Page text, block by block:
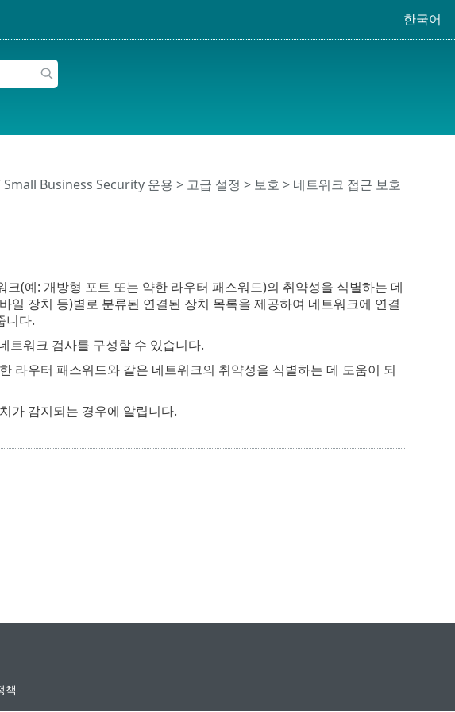
한국어
Small Business Security 운용 > 고급 설정 > 보호 > 네트워크 접근 보호
(예: 개방형 포트 또는 약한 라우터 패스워드)의 취약성을 식별하는 데
일 장치 등)별로 분류된 연결된 장치 목록을 제공하여 네트워크에 연결
니다.
트워크 검사를 구성할 수 있습니다.
라우터 패스워드와 같은 네트워크의 취약성을 식별하는 데 도움이 되
가 감지되는 경우에 알립니다.
책